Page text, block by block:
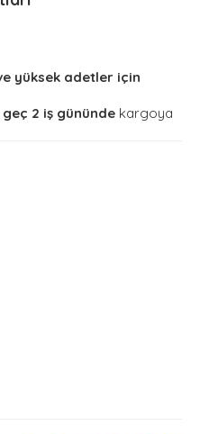
yüksek adetler için
geç 2 iş gününde kargoya